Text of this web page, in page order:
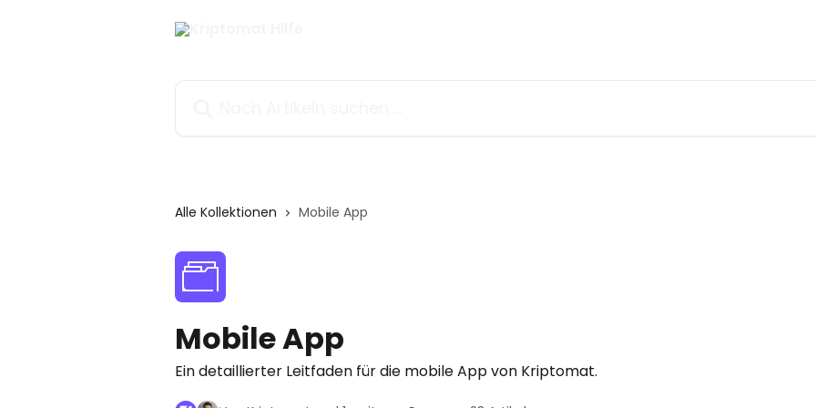
Alle Kollektionen Mobile App
Mobile App
Ein detaillierter Leitfaden für die mobile App von Kriptomat.